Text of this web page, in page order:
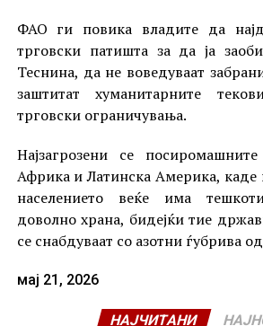
ФАО ги повика владите да
трговски патишта за да ја
Теснина, да не воведуваат
заштитат хуманитарните
трговски ограничувања.
Најзагрозени се
Африка и Латинска Америка,
населението веќе има
доволно храна, бидејќи тие
се снабдуваат со азотни ѓубрива
мај 21, 2026
НАЈЧИТАНИ